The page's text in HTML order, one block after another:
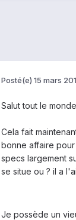
Posté(e) 15 mars
Salut tout le monde,
Cela fait
bonne affaire
specs largement
se situe ou ? il a
Je possède un